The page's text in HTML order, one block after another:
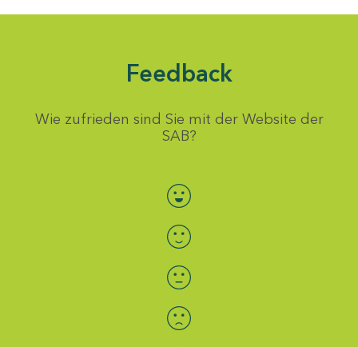
Feedback
Wie zufrieden sind Sie mit der Website der
SAB?
Bewertung auswählen